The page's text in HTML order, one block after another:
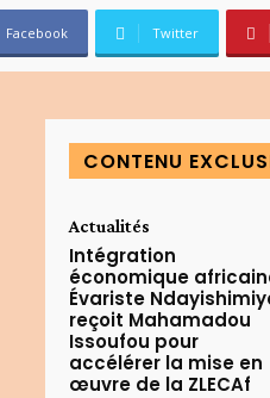
Facebook Twitter
CONTENU
Actualités
Intégration
économique
Évariste
reçoit Mahamadou
Issoufou pour
accélérer la mise en
œuvre de la ZLECAf